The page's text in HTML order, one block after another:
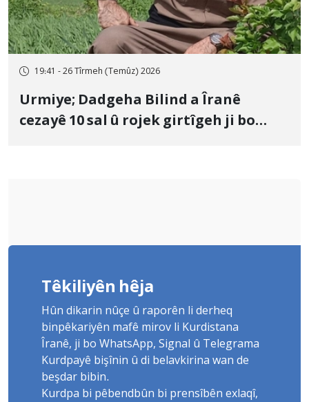
19:41 - 26 Tîrmeh (Temûz) 2026
Urmiye; Dadgeha Bilind a Îranê
cezayê 10 sal û rojek girtîgeh ji bo
Têkiliyên hêja
Hûn dikarin nûçe û raporên li derheq
binpêkariyên mafê mirov li Kurdistana
Îranê, ji bo WhatsApp, Signal û Telegrama
Kurdpayê bişînin û di belavkirina wan de
beşdar bibin.
Kurdpa bi pêbendbûn bi prensîbên exlaqî,